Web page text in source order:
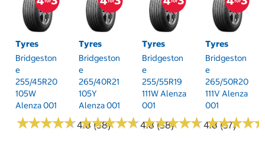
Tyres
Bridgeston
E
255/45R20
105W
Alenza 001
★★★★★
★★★★★4.8 (58)
Tyres
Bridgeston
E
265/40R21
105Y
Alenza 001
★★★★★
★★★★★4.8 (58)
Tyres
Bridgeston
E
255/55R19
111W Alenza
001
★★★★★
★★★★★4.8 (57)
Tyres
Bridgeston
E
265/50R20
111V Alenza
001
★★★★
★★★★